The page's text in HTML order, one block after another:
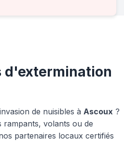
d'extermination
de nuisibles à Ascoux ?
rampants, volants ou de
partenaires locaux certifiés